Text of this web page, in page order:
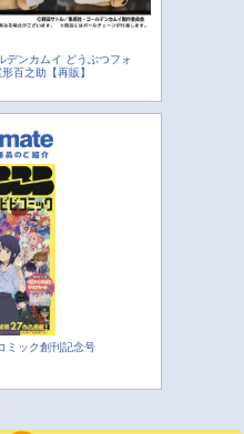
デンカムイ どうぶつフォ
百之助【再販】
ミック創刊記念号